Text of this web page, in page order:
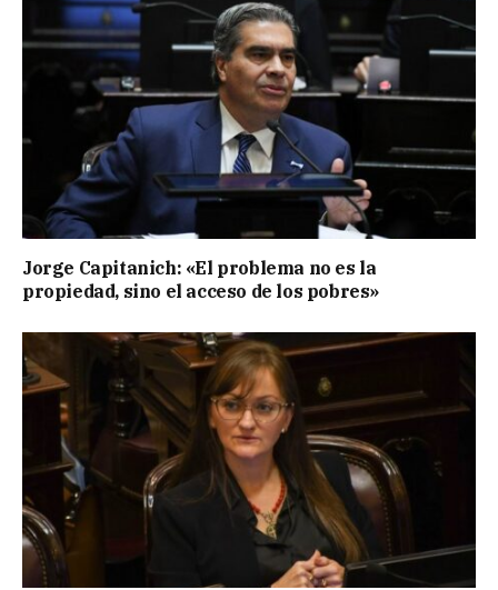
Jorge Capitanich: «El problema no es la
propiedad, sino el acceso de los pobres»